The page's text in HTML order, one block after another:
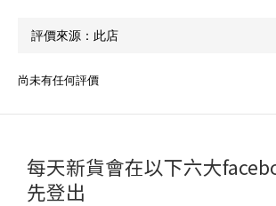
尚未有任何評價
每天新貨會在以下六大
先登出